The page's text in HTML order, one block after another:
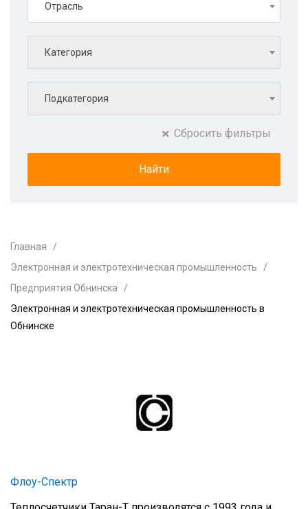
Отрасль
Категория
Подкатегория
Сбросить фильтры
Главная
Электронная и электротехническая промышленность
Предприятия Обнинска
Электронная и электротехническая промышленность в
Обнинске
Флоу-Спектр